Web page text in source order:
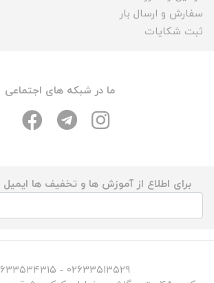
سفارش و ارسال بار
ثبت شکایات
ما در شبکه های اجتماعی
برای اطلاع از آموزش ها و تخفیف ها ایمیل
۰۲۶۳۳۵۱۳۵۲۹ - ۰۲۶۳۳۵۳۴۳۱۵